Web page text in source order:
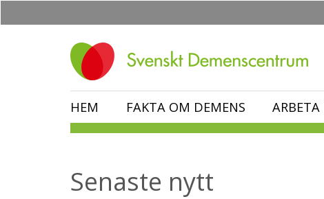
HEM FAKTA OM DEMENS
Senaste nytt